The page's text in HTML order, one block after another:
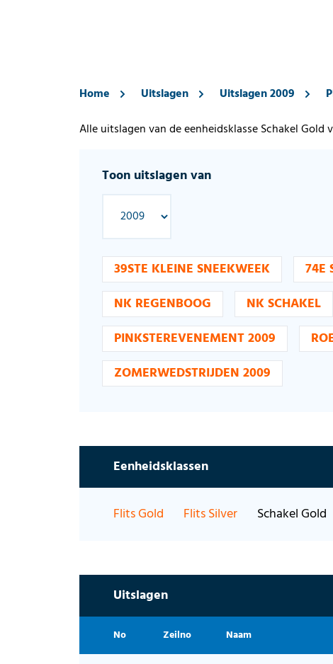
Home Uitslagen Uitslagen 2009
Alle uitslagen van de eenheidsklasse Schakel
Toon uitslagen van
39STE KLEINE SNEEKWEEK 74E
NK REGENBOOG
NK SCHAKEL
PINKSTEREVENEMENT 2009
ZOMERWEDSTRIJDEN 2009
Eenheidsklassen
Flits Gold Flits Silver Schakel Gold
Uitslagen
No Zeilno Naam